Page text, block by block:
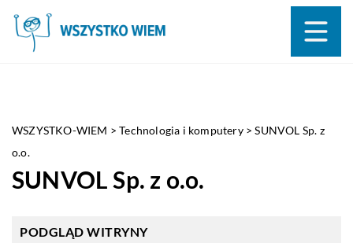
WSZYSTKO-WIEM >Technologia i komputery>SUNVOL Sp. z
o.o.
SUNVOL Sp. z o.o.
PODGLĄD WITRYNY